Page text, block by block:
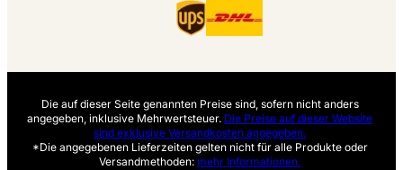
Die auf dieser Seite genannten Preise sind, sofern nicht anders
angegeben, inklusive Mehrwertsteuer. Die Preise auf dieser Website
sind exklusive Versandkosten angegeben.
*Die angegebenen Lieferzeiten gelten nicht für alle Produkte oder
Versandmethoden: mehr Informationen.